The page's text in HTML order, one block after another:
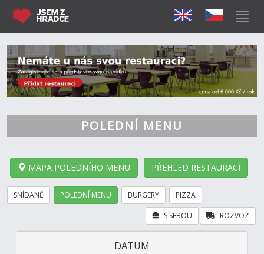
POLEDNÍ MENU
MAPA POLEDNÍHO MENU PŘEHLED RESTAURACÍ
SNÍDANĚ POLEDNÍ MENU BURGERY PIZZA
ROZVOZ
S SEBOU
DATUM